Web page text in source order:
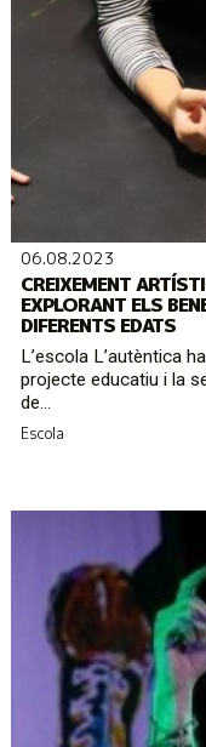
06.08.2023
CREIXEMENT
EXPLORANT ELS
DIFERENTS EDATS
L’escola L’autèntica
projecte educatiu i la
de...
Escola